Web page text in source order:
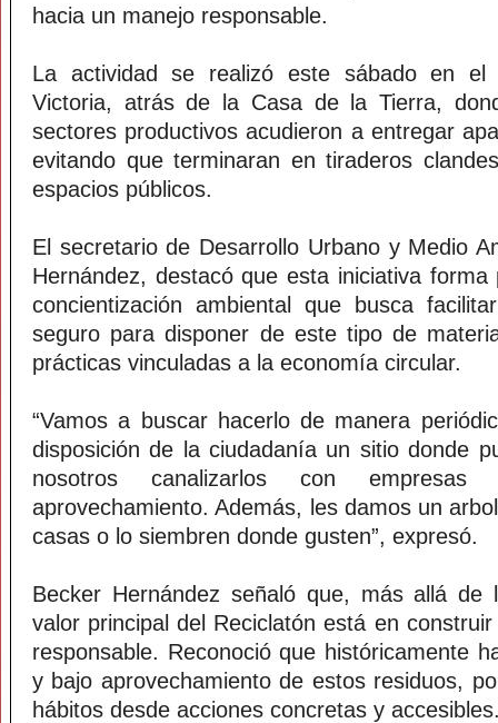
hacia un manejo responsable.
La actividad se realizó este sábado en el
Victoria, atrás de la Casa de la Tierra,
sectores productivos acudieron a entregar
evitando que terminaran en tiraderos
espacios públicos.
El secretario de Desarrollo Urbano y Medio
Hernández, destacó que esta iniciativa
concientización ambiental que busca
seguro para disponer de este tipo de
prácticas vinculadas a la economía circular.
“Vamos a buscar hacerlo de manera
disposición de la ciudadanía un sitio donde
nosotros canalizarlos con empresas
aprovechamiento. Además, les damos un
casas o lo siembren donde gusten”, expresó.
Becker Hernández señaló que, más allá de
valor principal del Reciclatón está en
responsable. Reconoció que históricamente
y bajo aprovechamiento de estos residuos,
hábitos desde acciones concretas y